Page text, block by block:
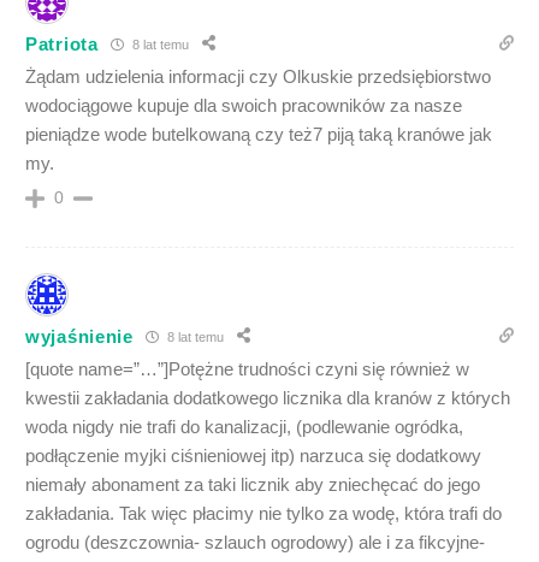
Patriota 8 lat temu
Żądam udzielenia informacji czy Olkuskie przedsiębiorstwo
wodociągowe kupuje dla swoich pracowników za nasze
pieniądze wode butelkowaną czy też7 piją taką kranówe jak
my.
0
wyjaśnienie 8 lat temu
[quote name=”…”]Potężne trudności czyni się również w
kwestii zakładania dodatkowego licznika dla kranów z których
woda nigdy nie trafi do kanalizacji, (podlewanie ogródka,
podłączenie myjki ciśnieniowej itp) narzuca się dodatkowy
niemały abonament za taki licznik aby zniechęcać do jego
zakładania. Tak więc płacimy nie tylko za wodę, która trafi do
ogrodu (deszczownia- szlauch ogrodowy) ale i za fikcyjne-